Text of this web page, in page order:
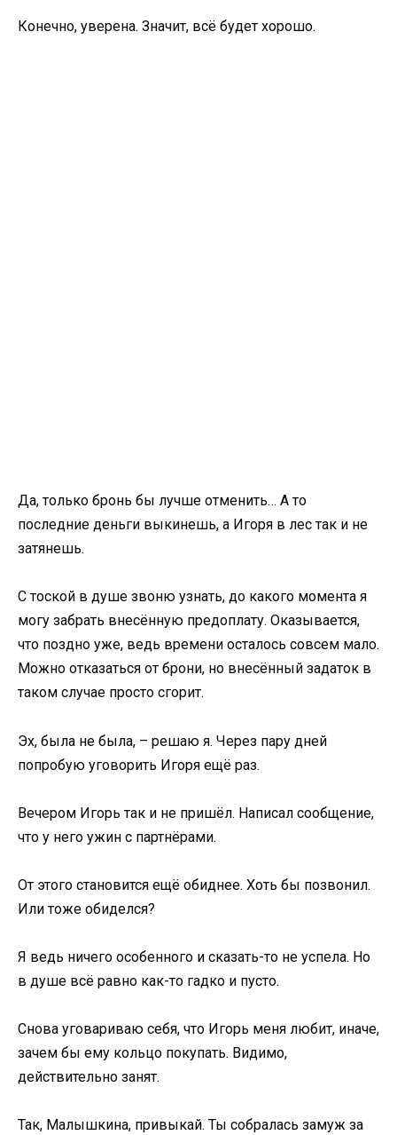
Конечно, уверена. Значит, всё будет хорошо.
Да, только бронь бы лучше отменить… А то
последние деньги выкинешь, а Игоря в лес так и не
затянешь.
С тоской в душе звоню узнать, до какого момента я
могу забрать внесённую предоплату. Оказывается,
что поздно уже, ведь времени осталось совсем мало.
Можно отказаться от брони, но внесённый задаток в
таком случае просто сгорит.
Эх, была не была, – решаю я. Через пару дней
попробую уговорить Игоря ещё раз.
Вечером Игорь так и не пришёл. Написал сообщение,
что у него ужин с партнёрами.
От этого становится ещё обиднее. Хоть бы позвонил.
Или тоже обиделся?
Я ведь ничего особенного и сказать-то не успела. Но
в душе всё равно как-то гадко и пусто.
Снова уговариваю себя, что Игорь меня любит, иначе,
зачем бы ему кольцо покупать. Видимо,
действительно занят.
Так, Малышкина, привыкай. Ты собралась замуж за